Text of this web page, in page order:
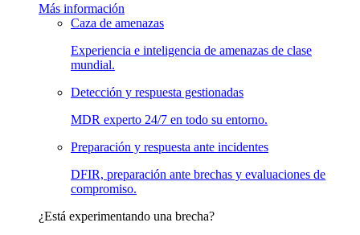
Más información
Caza de amenazas
Experiencia e inteligencia de amenazas de clase
mundial.
Detección y respuesta gestionadas
MDR experto 24/7 en todo su entorno.
Preparación y respuesta ante incidentes
DFIR, preparación ante brechas y evaluaciones de
compromiso.
¿Está experimentando una brecha?